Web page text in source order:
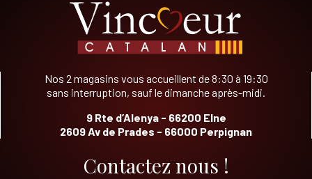
Nos 2 magasins vous accueillent de 8:30 à 19:30
sans interruption, sauf le dimanche après-midi.
9 Rte d’Alenya - 66200 Elne
2609 Av de Prades - 66000 Perpignan
Contactez nous !